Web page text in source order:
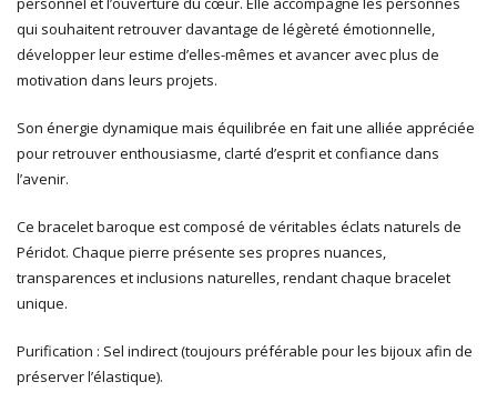
qui souhaitent retrouver davantage de légèreté émotionnelle,
développer leur estime d’elles-mêmes et avancer avec plus de
motivation dans leurs projets.
Son énergie dynamique mais équilibrée en fait une alliée appréciée
pour retrouver enthousiasme, clarté d’esprit et confiance dans
l’avenir.
Ce bracelet baroque est composé de véritables éclats naturels de
Péridot. Chaque pierre présente ses propres nuances,
transparences et inclusions naturelles, rendant chaque bracelet
unique.
Purification : Sel indirect (toujours préférable pour les bijoux afin de
préserver l’élastique).